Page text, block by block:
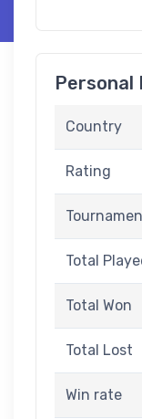
Country
Rating
Total
Total Won
Total Lost
Win rate